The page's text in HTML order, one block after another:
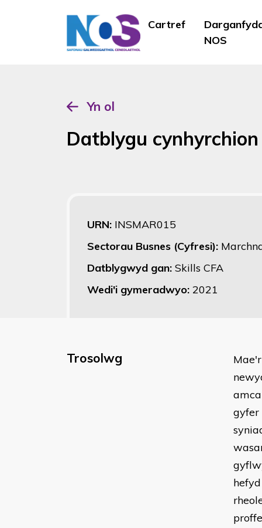
Cartref
NOS
Yn ol
Datblygu
URN: INSMAR015
Sectorau Busnes (Cyfresi):
Datblygwyd gan: Skills CFA
Wedi'i gymeradwyo: 2021
Trosolwg
gyfer